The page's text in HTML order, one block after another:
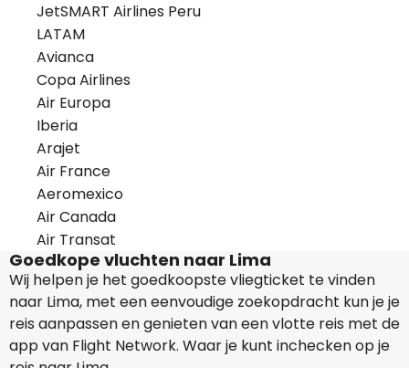
JetSMART Airlines Peru
LATAM
Avianca
Copa Airlines
Air Europa
Iberia
Arajet
Air France
Aeromexico
Air Canada
Air Transat
Goedkope vluchten naar Lima
Wij helpen je het goedkoopste vliegticket te vinden
naar Lima, met een eenvoudige zoekopdracht kun je je
reis aanpassen en genieten van een vlotte reis met de
app van Flight Network. Waar je kunt inchecken op je